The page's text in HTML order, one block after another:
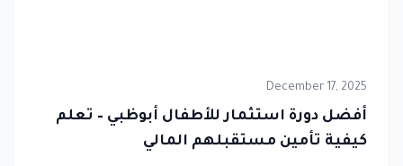
December 17, 2025
أفضل دورة استثمار للأطفال أبوظبي – تعلم
كيفية تأمين مستقبلهم المالي